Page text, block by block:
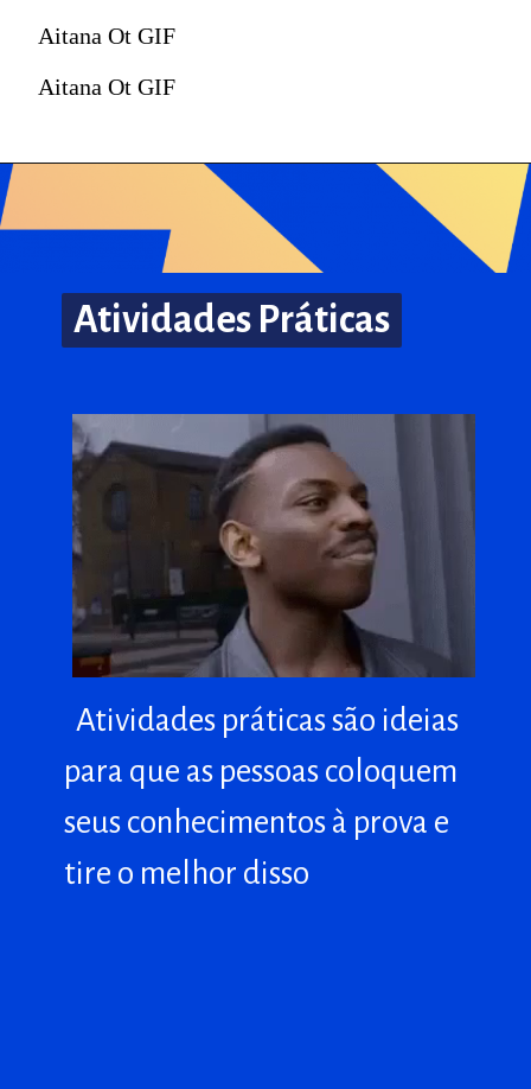
Aitana Ot GIF
Aitana Ot GIF
Atividades Práticas
Atividades Práticas
Atividades práticas são ideias
para que as pessoas coloquem
seus conhecimentos à prova e
tire o melhor disso
Atividades práticas são ideias
para que as pessoas coloquem
seus conhecimentos à prova e
tire o melhor disso